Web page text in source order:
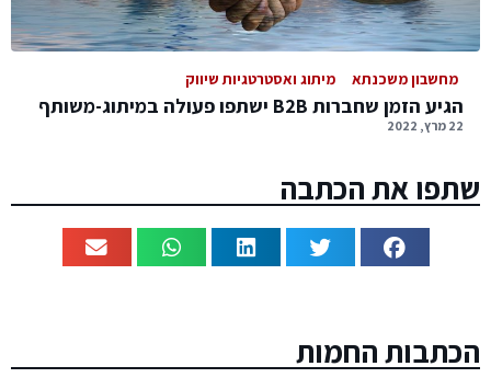
מחשבון משכנתא מיתוג ואסטרטגיות שיווק
הגיע הזמן שחברות B2B ישתפו פעולה במיתוג-משותף
22 מרץ, 2022
שתפו את הכתבה
הכתבות החמות